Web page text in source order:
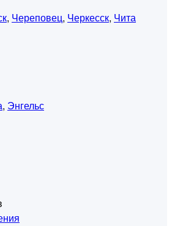
, Череповец, Черкесск, Чита
, Энгельс